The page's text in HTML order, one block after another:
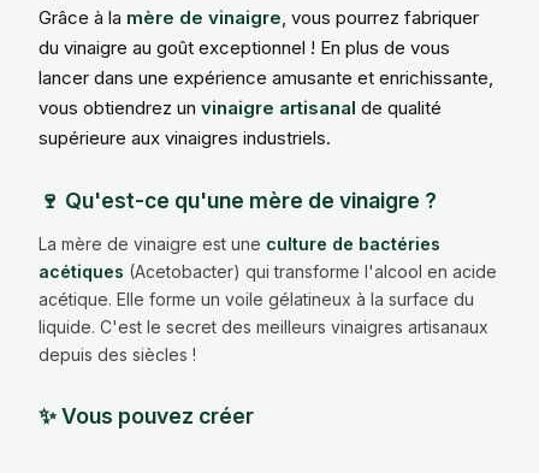
Grâce à la mère de vinaigre , vous pourrez fabriquer
du vinaigre au goût exceptionnel ! En plus de vous
lancer dans une expérience amusante et enrichissante,
vous obtiendrez un vinaigre artisanal de qualité
supérieure aux vinaigres industriels.
🍷 Qu'est-ce qu'une mère de vinaigre ?
La mère de vinaigre est une culture de bactéries
acétiques (Acetobacter) qui transforme l'alcool en acide
acétique. Elle forme un voile gélatineux à la surface du
liquide. C'est le secret des meilleurs vinaigres artisanaux
depuis des siècles !
✨ Vous pouvez créer